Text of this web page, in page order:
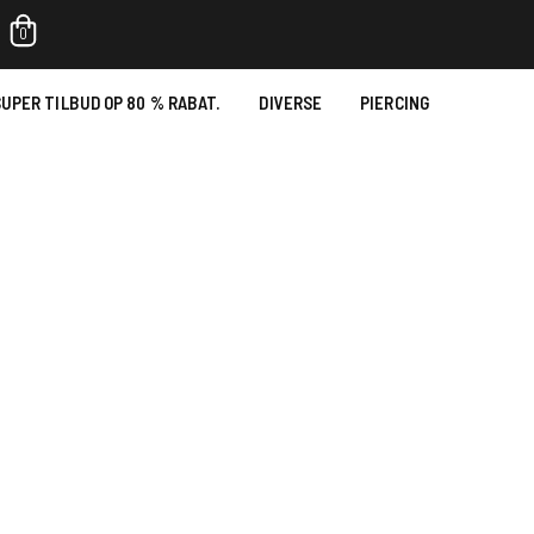
0
TILBUD OP 80 % RABAT. DIVERSE PIERCING